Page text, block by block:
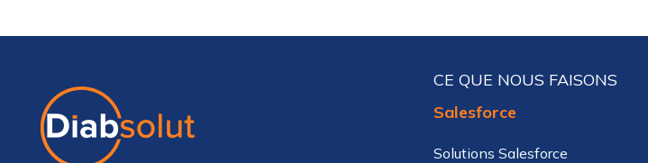
CE QUE NOUS FAISONS
Salesforce
Solutions Salesforce